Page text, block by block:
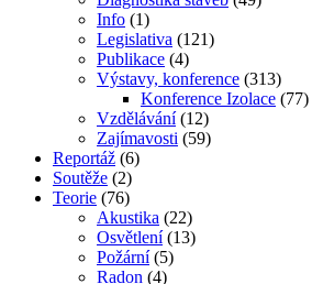
Info (1)
Legislativa (121)
Publikace (4)
Výstavy, konference (313)
Konference Izolace (77)
Vzdělávání (12)
Zajímavosti (59)
Reportáž (6)
Soutěže (2)
Teorie (76)
Akustika (22)
Osvětlení (13)
Požární (5)
Radon (4)